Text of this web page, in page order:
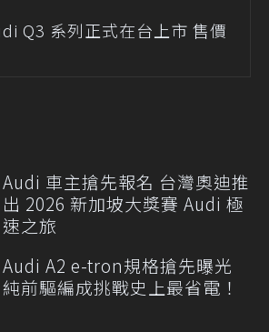
Q3 系列正式在台上市 售價
Audi 車主搶先報名 台灣奧迪推
出 2026 新加坡大獎賽 Audi 極
速之旅
Audi A2 e-tron規格搶先曝光
純前驅編成挑戰史上最省電！